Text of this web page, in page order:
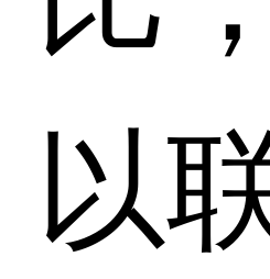
以